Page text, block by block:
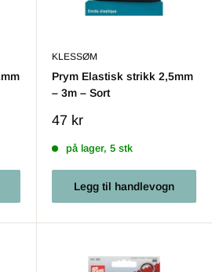
KLESSØM
Prym Elastisk strikk 2,5mm
– 3m – Sort
Salgs
47 kr
på lager, 5 stk
Legg til handlevogn